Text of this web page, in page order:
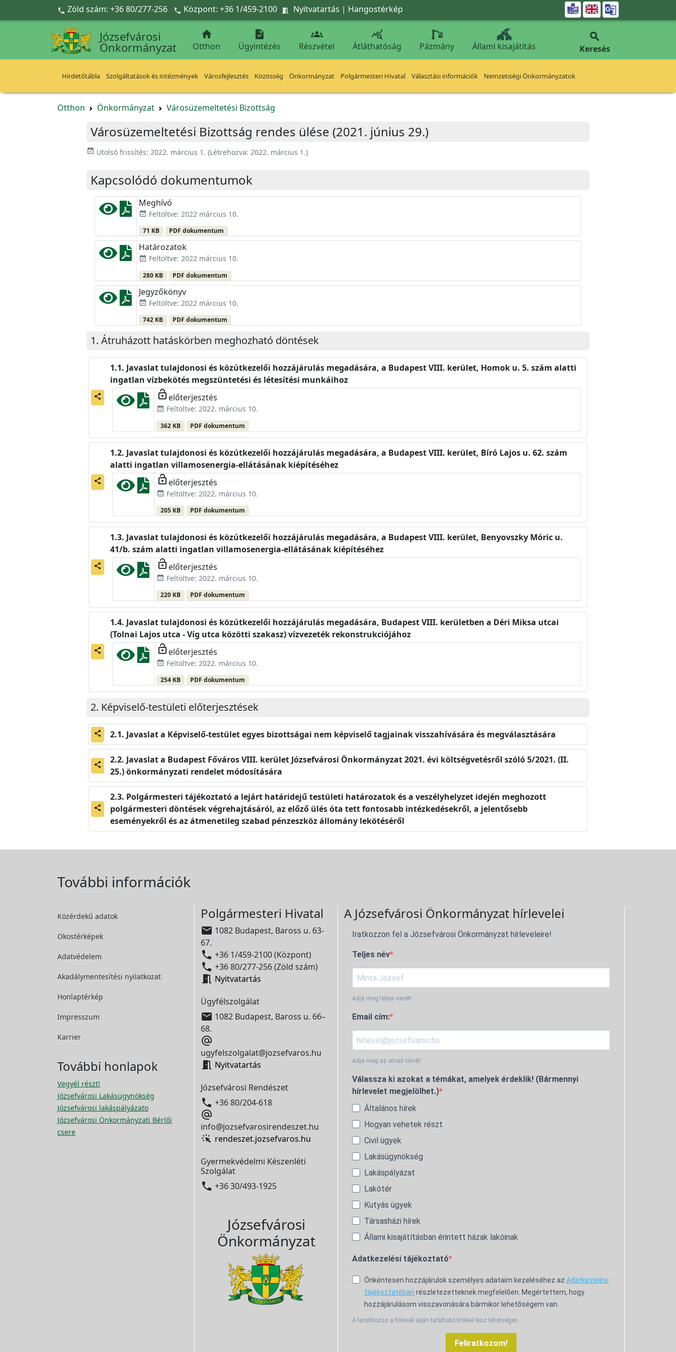
Ugrás a fő tartalomra
 Zöld szám: +36 80/277-256  Központ: +36 1/459-2100  Nyitvatartás | Hangostérkép 
Józsefvárosi
Önkormányzat

Otthon

Ügyintézés

Részvétel

Átláthatóság Pázmány Állami kisajátítás

Keresés
Hirdetőtábla Szolgáltatások és intézmények Városfejlesztés Közösség Önkormányzat Polgármesteri Hivatal Választási információk Nemzetiségi Önkormányzatok
Otthon Önkormányzat Városüzemeltetési Bizottság
Városüzemeltetési Bizottság rendes ülése (2021. június 29.)
event_available Utolsó frissítés: 2022. március 1. (Létrehozva: 2022. március 1.)
Kapcsolódó dokumentumok
Meghívó
event_available Feltöltve: 2022 március 10.
71 KB PDF dokumentum
Határozatok
event_available Feltöltve: 2022 március 10.
280 KB PDF dokumentum
Jegyzőkönyv
event_available Feltöltve: 2022 március 10.
742 KB PDF dokumentum
Átruházott hatáskörben meghozható döntések
share
Javaslat tulajdonosi és közútkezelői hozzájárulás megadására, a Budapest VIII. kerület, Homok u. 5. szám alatti
ingatlan vízbekötés megszüntetési és létesítési munkáihoz
lock_open előterjesztés
event_available Feltöltve: 2022. március 10.
362 KB PDF dokumentum
share
Javaslat tulajdonosi és közútkezelői hozzájárulás megadására, a Budapest VIII. kerület, Bíró Lajos u. 62. szám
alatti ingatlan villamosenergia-ellátásának kiépítéséhez
lock_open előterjesztés
event_available Feltöltve: 2022. március 10.
205 KB PDF dokumentum
share
Javaslat tulajdonosi és közútkezelői hozzájárulás megadására, a Budapest VIII. kerület, Benyovszky Móric u.
41/b. szám alatti ingatlan villamosenergia-ellátásának kiépítéséhez
lock_open előterjesztés
event_available Feltöltve: 2022. március 10.
220 KB PDF dokumentum
share
Javaslat tulajdonosi és közútkezelői hozzájárulás megadására, Budapest VIII. kerületben a Déri Miksa utcai
(Tolnai Lajos utca - Víg utca közötti szakasz) vízvezeték rekonstrukciójához
lock_open előterjesztés
event_available Feltöltve: 2022. március 10.
254 KB PDF dokumentum
Képviselő-testületi előterjesztések
share Javaslat a Képviselő-testület egyes bizottságai nem képviselő tagjainak visszahívására és megválasztására
share
Javaslat a Budapest Főváros VIII. kerület Józsefvárosi Önkormányzat 2021. évi költségvetésről szóló 5/2021. (II.
25.) önkormányzati rendelet módosítására
share
Polgármesteri tájékoztató a lejárt határidejű testületi határozatok és a veszélyhelyzet idején meghozott
polgármesteri döntések végrehajtásáról, az előző ülés óta tett fontosabb intézkedésekről, a jelentősebb
eseményekről és az átmenetileg szabad pénzeszköz állomány lekötéséről
További információk
Közérdekű adatok
Okostérképek
Adatvédelem
Akadálymentesítési nyilatkozat
Honlaptérkép
Impresszum
Karrier
További honlapok
Vegyél részt!
Józsefvárosi Lakásügynökség
Józsefvárosi lakáspályázato
Józsefvárosi Önkormányzati Bérlői
csere
Polgármesteri Hivatal
 1082 Budapest, Baross u. 63-
67.
 +36 1/459-2100 (Központ)
 +36 80/277-256 (Zöld szám)
 Nyitvatartás
Ügyfélszolgálat
 1082 Budapest, Baross u. 66–
68.

ugyfelszolgalat@jozsefvaros.hu
 Nyitvatartás
Józsefvárosi Rendészet
 +36 80/204-618

info@jozsefvarosirendeszet.hu
rendeszet.jozsefvaros.hu
Gyermekvédelmi Készenléti
Szolgálat
 +36 30/493-1925
Józsefvárosi
Önkormányzat
A Józsefvárosi Önkormányzat hírlevelei
Iratkozzon fel a Józsefvárosi Önkormányzat hírleveleire!
Teljes név
Adja meg teljes nevét!
Email cím:
Adja meg az email címét!
Válassza ki azokat a témákat, amelyek érdeklik! (Bármennyi
hírlevelet megjelölhet.)
Általános hírek
Hogyan vehetek részt
Civil ügyek
Lakásügynökség
Lakáspályázat
Lakótér
Kutyás ügyek
Társasházi hírek
Állami kisajátításban érintett házak lakóinak
Adatkezelési tájékoztató
Önkéntesen hozzájárulok személyes adataim kezeléséhez az Adatkezelési
tájékoztatóban részletezetteknek megfelelően. Megértettem, hogy
hozzájárulásom visszavonására bármikor lehetőségem van.
A leiratkozás a hírlevél alján található linkkel lesz lehetséges.
Feliratkozom!